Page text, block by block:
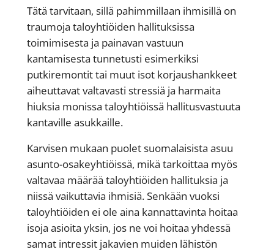
Tätä tarvitaan, sillä pahimmillaan ihmisillä on
traumoja taloyhtiöiden hallituksissa
toimimisesta ja painavan vastuun
kantamisesta tunnetusti esimerkiksi
putkiremontit tai muut isot korjaushankkeet
aiheuttavat valtavasti stressiä ja harmaita
hiuksia monissa taloyhtiöissä hallitusvastuuta
kantaville asukkaille.
Karvisen mukaan puolet suomalaisista asuu
asunto-osakeyhtiöissä, mikä tarkoittaa myös
valtavaa määrää taloyhtiöiden hallituksia ja
niissä vaikuttavia ihmisiä. Senkään vuoksi
taloyhtiöiden ei ole aina kannattavinta hoitaa
isoja asioita yksin, jos ne voi hoitaa yhdessä
samat intressit jakavien muiden lähistön